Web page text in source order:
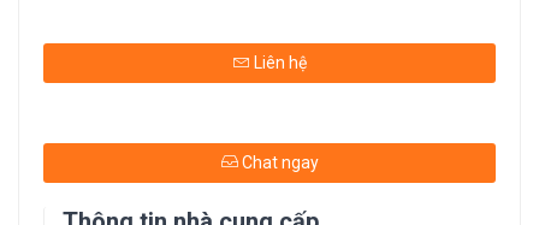
Liên hệ
Chat ngay